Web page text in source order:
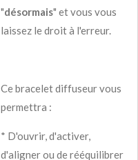
"désormais" et vous vous
laissez le droit à l'erreur.
Ce bracelet diffuseur vous
permettra :
* D'ouvrir, d'activer,
d'aligner ou de rééquilibrer